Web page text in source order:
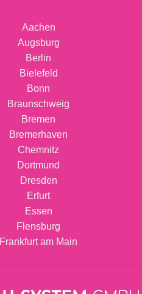
Aachen
Augsburg
Berlin
Bielefeld
Bonn
Braunschweig
Bremen
Bremerhaven
Chemnitz
Dortmund
Dresden
Erfurt
Essen
Flensburg
Frankfurt am Main